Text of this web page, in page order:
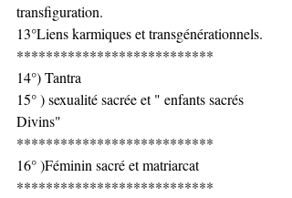
transfiguration.
13°Liens karmiques et transgénérationnels.
***************************
14°) Tantra
15° ) sexualité sacrée et " enfants sacrés
Divins"
***************************
16° )Féminin sacré et matriarcat
***************************